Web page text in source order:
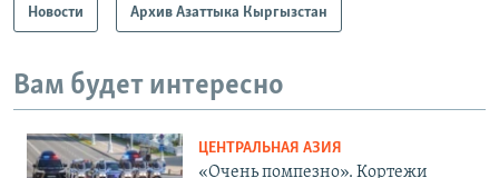
Новости Архив Азаттыка Кыргызстан
Вам будет интересно
ЦЕНТРАЛЬНАЯ АЗИЯ
«Очень помпезно». Кортежи